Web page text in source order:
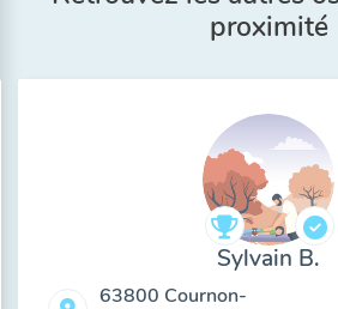
proximité
Sylvain B.
63800 Cournon-